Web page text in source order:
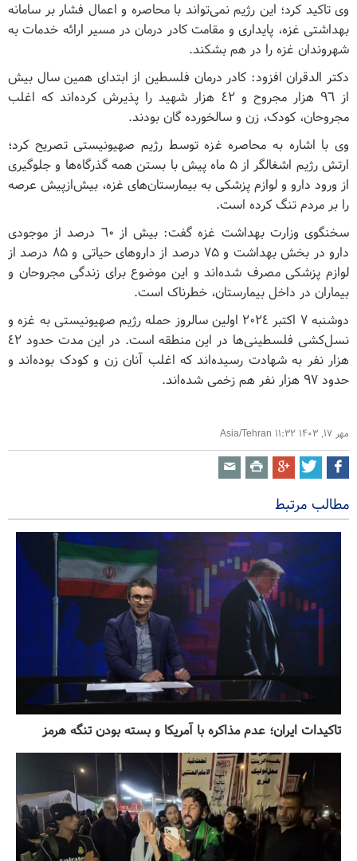
وی تاکید کرد؛ این رژیم نمی‌تواند با محاصره و اعمال فشار بر سامانه
بهداشتی غزه، پایداری و مقامت کادر درمان در مسیر ارائه خدمات به
شهروندان غزه را در هم بشکند.
دکتر الدقران افزود: کادر درمان فلسطین از ابتدای همین سال بیش
از ٩٦ هزار مجروح و ٤٢ هزار شهید را پذیرش کرده‌اند که اغلب
مجروحان، کودک، زن و سالخورده گان بودند.
وی با اشاره به محاصره غزه توسط رژیم صهیونیستی تصریح کرد؛
ارتش رژیم اشغالگر از ۵ ماه پیش با بستن همه گذرگاه‌ها و جلوگیری
از ورود دارو و لوازم پزشکی به بیمارستان‌های غزه، بیش‌از‌پیش عرصه
را بر مردم تنگ کرده است.
سخنگوی وزارت بهداشت غزه گفت: بیش از ٦٠ درصد از موجودی
دارو در بخش بهداشت و ٧۵ درصد از دارو‌های حیاتی و ٨۵ درصد از
لوازم پزشکی مصرف شده‌اند و این موضوع برای زندگی مجروحان و
بیماران در داخل بیمارستان، خطرناک است.
دوشنبه ٧ اکتبر ٢٠٢٤ اولین سالروز حمله رژیم صهیونیستی به غزه و
نسل‌کشی فلسطینی‌ها در این منطقه است. در این مدت حدود ٤٢
هزار نفر به شهادت رسیده‌اند که اغلب آنان زن و کودک بوده‌اند و
حدود ٩٧ هزار نفر هم زخمی شده‌اند.
مهر ۱۷, ۱۴۰۳ ۱۱:۳۲ Asia/Tehran
مطالب مرتبط
تاکیدات ایران؛ عدم مذاکره با آمریکا و بسته بودن تنگه هرمز